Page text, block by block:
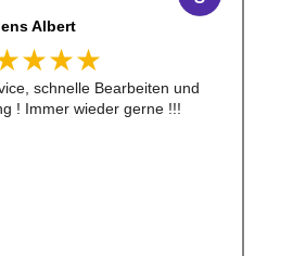
Albert
schnelle Bearbeiten und
! Immer wieder gerne !!!